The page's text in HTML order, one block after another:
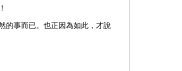
的事而已。也正因為如此，才說